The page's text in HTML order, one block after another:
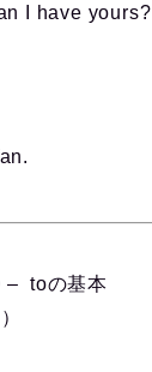
I have yours?
– toの基本